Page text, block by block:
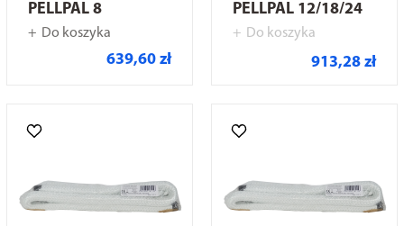
PELLPAL 8
Do koszyka
639,60 zł
PELLPAL 12/18/24
Do koszyka
913,28 zł